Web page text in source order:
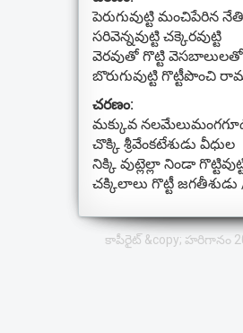
పెరుగువుట్టి మంచిపేరిన
సరివెన్నవుట్టి చక్కెరవుట్టి
వెరవుతో గొట్టి వెసబాలులతో
బొరుగువుట్టి గొట్టీపొంచి
చరణం:
మక్కువ
చొక్కి శ్రీవేంకటేశుడు వీధుల
నిక్కి వుట్లెల్లా నిండా
చక్కిలాలు గొట్టీ
కాపీరైట్ &copy; హరిగానం